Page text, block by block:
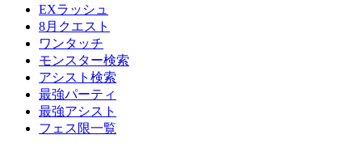
EXラッシュ
8月クエスト
ワンタッチ
モンスター検索
アシスト検索
最強パーティ
最強アシスト
フェス限一覧